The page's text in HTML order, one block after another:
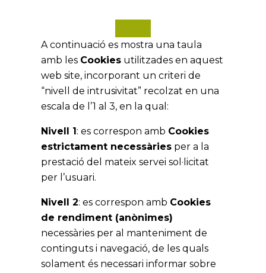
A continuació es mostra una taula
amb les Cookies utilitzades en aquest
web site, incorporant un criteri de
“nivell de intrusivitat” recolzat en una
escala de l’1 al 3, en la qual:
Nivell 1: es correspon amb Cookies
estrictament necessàries per a la
prestació del mateix servei sol·licitat
per l’usuari.
Nivell 2: es correspon amb Cookies
de rendiment (anònimes)
necessàries per al manteniment de
continguts i navegació, de les quals
solament és necessari informar sobre